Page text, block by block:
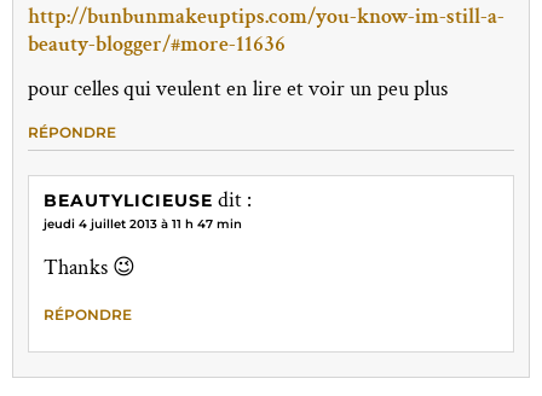
http://bunbunmakeuptips.com/you-know-im-still-a-
beauty-blogger/#more-11636
pour celles qui veulent en lire et voir un peu plus
RÉPONDRE
BEAUTYLICIEUSE dit :
jeudi 4 juillet 2013 à 11 h 47 min
Thanks 😉
RÉPONDRE